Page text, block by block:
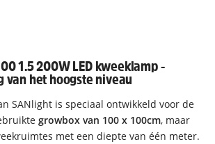
1.5 200W LED kweeklamp -
van het hoogste niveau
SANlight is speciaal ontwikkeld voor de
growbox van 100 x 100cm, maar
met een diepte van één meter.